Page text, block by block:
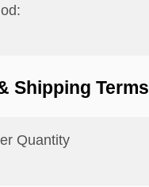
Shipping Terms
Quantity